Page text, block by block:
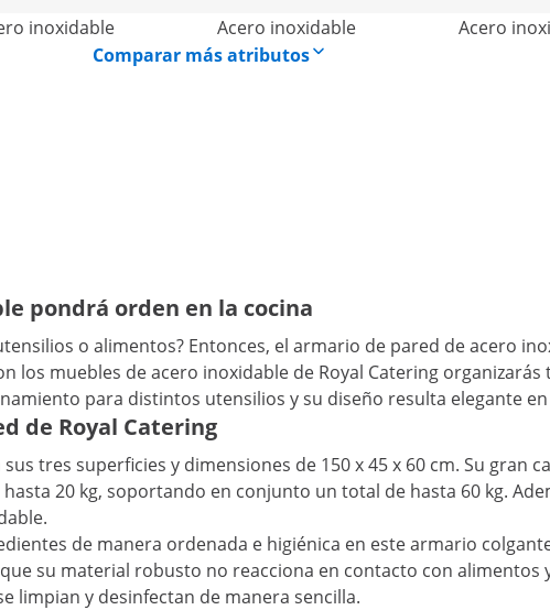
inoxidable Acero inoxidable Acero
Comparar más atributos
pondrá orden en la cocina
o alimentos? Entonces, el armario de pared de acero
los muebles de acero inoxidable de Royal Catering
para distintos utensilios y su diseño resulta elegante
de Royal Catering
tres superficies y dimensiones de 150 x 45 x 60 cm. Su gran
20 kg, soportando en conjunto un total de hasta 60 kg.
de manera ordenada e higiénica en este armario
su material robusto no reacciona en contacto con
limpian y desinfectan de manera sencilla.